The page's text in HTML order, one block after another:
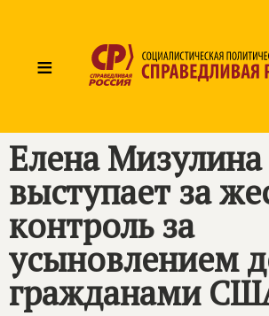
≡
Елена Мизулина
выступает за
контроль за
усыновлением
гражданами